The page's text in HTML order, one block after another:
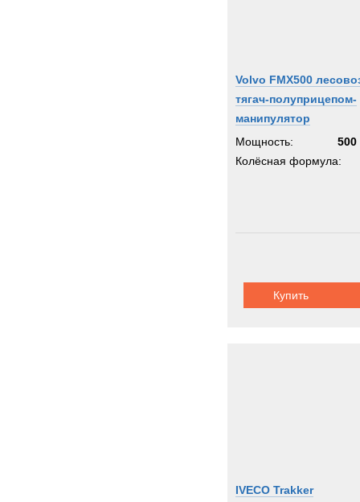
Volvo FMX500
тягач-полуприцепом-
манипулятор
Мощность:
500
Колёсная формула:
Купить
IVECO Trakker